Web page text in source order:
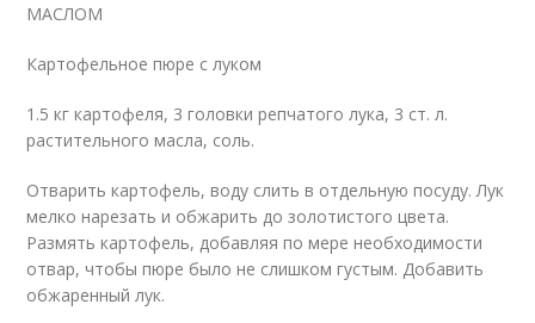
МАСЛОМ
Картофельное пюре с луком
1.5 кг картофеля, 3 головки репчатого лука, 3 ст. л.
растительного масла, соль.
Отварить картофель, воду слить в отдельную посуду. Лук
мелко нарезать и обжарить до золотистого цвета.
Размять картофель, добавляя по мере необходимости
отвар, чтобы пюре было не слишком густым. Добавить
обжаренный лук.